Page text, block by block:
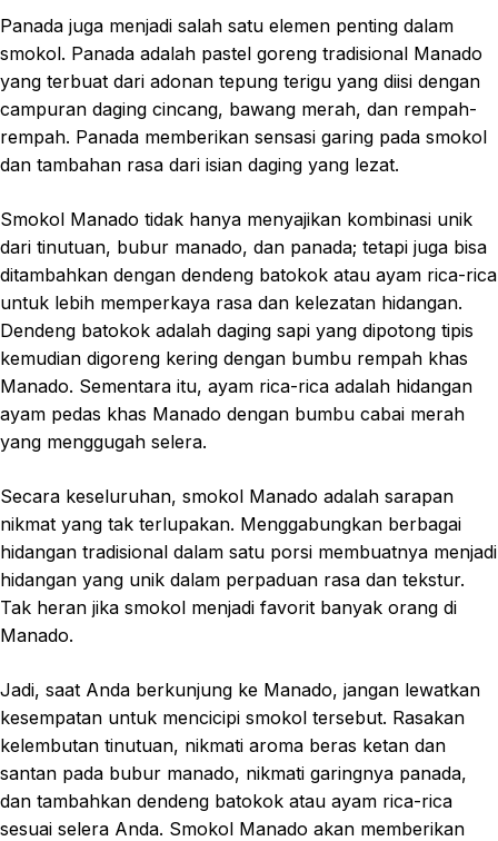
Panada juga menjadi salah satu elemen penting dalam
smokol. Panada adalah pastel goreng tradisional Manado
yang terbuat dari adonan tepung terigu yang diisi dengan
campuran daging cincang, bawang merah, dan rempah-
rempah. Panada memberikan sensasi garing pada smokol
dan tambahan rasa dari isian daging yang lezat.
Smokol Manado tidak hanya menyajikan kombinasi unik
dari tinutuan, bubur manado, dan panada; tetapi juga bisa
ditambahkan dengan dendeng batokok atau ayam rica-rica
untuk lebih memperkaya rasa dan kelezatan hidangan.
Dendeng batokok adalah daging sapi yang dipotong tipis
kemudian digoreng kering dengan bumbu rempah khas
Manado. Sementara itu, ayam rica-rica adalah hidangan
ayam pedas khas Manado dengan bumbu cabai merah
yang menggugah selera.
Secara keseluruhan, smokol Manado adalah sarapan
nikmat yang tak terlupakan. Menggabungkan berbagai
hidangan tradisional dalam satu porsi membuatnya menjadi
hidangan yang unik dalam perpaduan rasa dan tekstur.
Tak heran jika smokol menjadi favorit banyak orang di
Manado.
Jadi, saat Anda berkunjung ke Manado, jangan lewatkan
kesempatan untuk mencicipi smokol tersebut. Rasakan
kelembutan tinutuan, nikmati aroma beras ketan dan
santan pada bubur manado, nikmati garingnya panada,
dan tambahkan dendeng batokok atau ayam rica-rica
sesuai selera Anda. Smokol Manado akan memberikan